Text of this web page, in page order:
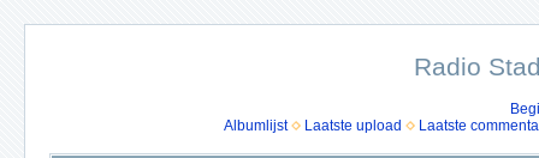
Radio
Albumlijst
Laatste upload Laatste